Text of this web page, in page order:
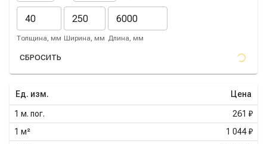
Толщина, мм Ширина, мм Длина, мм
СБРОСИТЬ
Ед. изм. Цена
1 м. пог.
261 ₽
1 м²
1 044 ₽